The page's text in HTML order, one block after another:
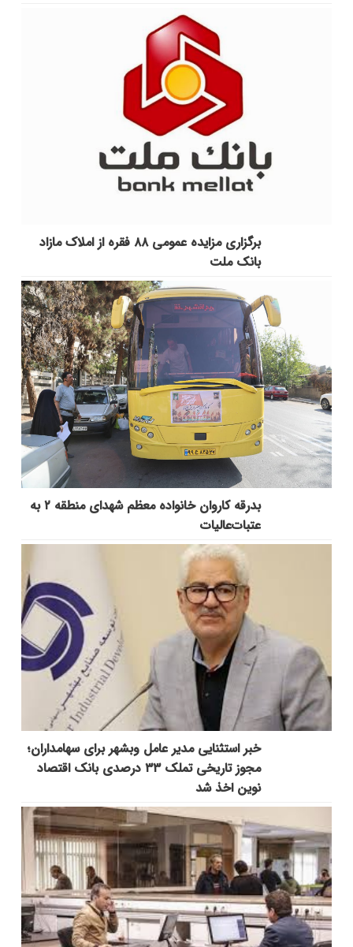
برگزاری مزایده عمومی ۸۸ فقره از املاک مازاد
بانک ملت
بدرقه کاروان خانواده معظم شهدای منطقه ۲ به
عتبات‌عالیات
خبر استثنایی مدیر عامل وبشهر برای سهامداران؛
مجوز تاریخی تملک ۳۳ درصدی بانک اقتصاد
نوین اخذ شد